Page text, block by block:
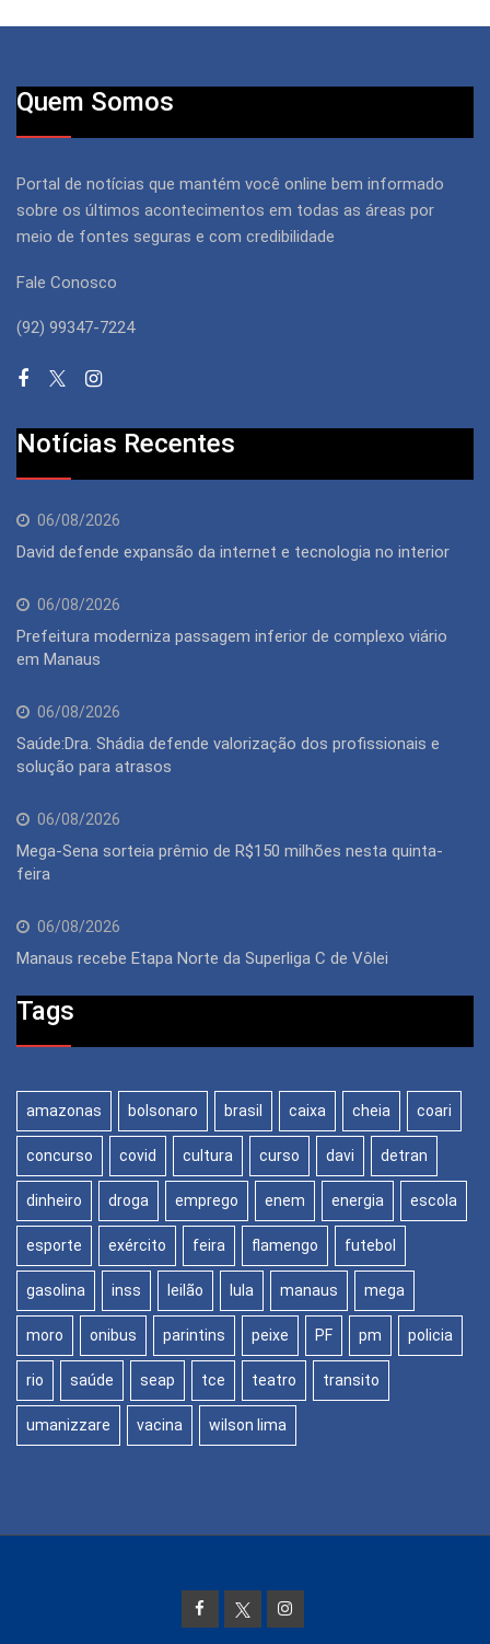
Quem Somos
Portal de notícias que mantém você online bem informado
sobre os últimos acontecimentos em todas as áreas por
meio de fontes seguras e com credibilidade
Fale Conosco
(92) 99347-7224
Notícias Recentes
06/08/2026
David defende expansão da internet e tecnologia no interior
06/08/2026
Prefeitura moderniza passagem inferior de complexo viário
em Manaus
06/08/2026
Saúde:Dra. Shádia defende valorização dos profissionais e
solução para atrasos
06/08/2026
Mega-Sena sorteia prêmio de R$150 milhões nesta quinta-
feira
06/08/2026
Manaus recebe Etapa Norte da Superliga C de Vôlei
Tags
amazonas bolsonaro brasil caixa cheia coari
concurso covid cultura curso davi detran
dinheiro droga emprego enem energia escola
esporte exército feira flamengo futebol
gasolina inss leilão lula manaus mega
moro onibus parintins peixe PF pm policia
rio saúde seap tce teatro transito
umanizzare vacina wilson lima